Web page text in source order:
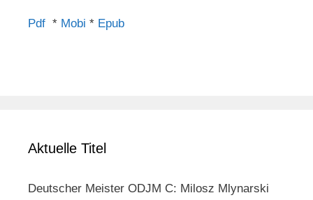
Pdf * Mobi * Epub
Aktuelle Titel
Deutscher Meister ODJM C: Milosz Mlynarski